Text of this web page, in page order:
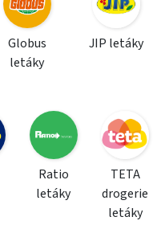
Globus
letáky
JIP letáky
Ratio
letáky
TETA
drogerie
letáky